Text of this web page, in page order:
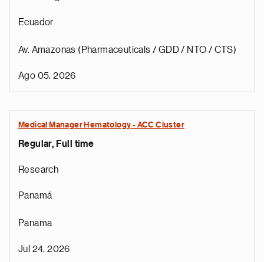
Ecuador
Av. Amazonas (Pharmaceuticals / GDD / NTO / CTS)
Ago 05, 2026
Medical Manager Hematology - ACC Cluster
Regular, Full time
Research
Panamá
Panama
Jul 24, 2026